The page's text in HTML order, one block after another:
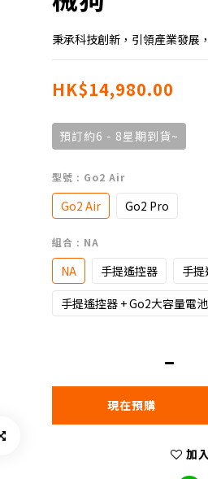
秉承科技創新，引領產業發展
HK$14,980.00
預訂約6 - 8星期到貨~
型號 : Go2 Air
Go2 Air Go2 Pro
組合 : NA
NA 手提遙控器
手
手提遙控器 + Go2大容量電池
現在預購
加